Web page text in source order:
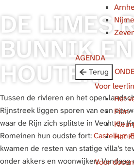
AGENDA
Terug
Voor
Het
Film
Het
Voor
DE LIMES
BUNNIK EN
HOUTEN
Tussen de rivieren en het open
Rijnstreek liggen sporen van een
waar de Rijn zich splitste in Vecht en
Romeinen hun oudste fort:Castellum
kwamen de resten van statige villa’s
onder akkers en woonwijken.